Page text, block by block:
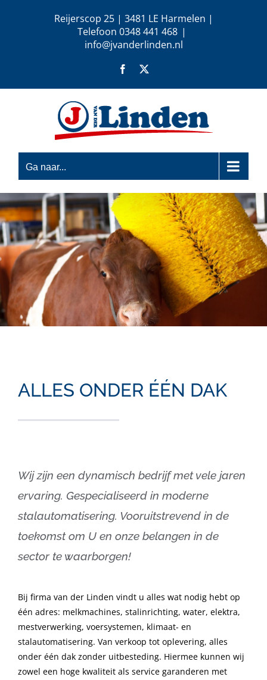
Reijerscop 25 | 3481 LE Harmelen |
Telefoon 0348 441 468 |
info@jvanderlinden.nl
Facebook
Ga naar...
ALLES ONDER ÉÉN DAK
Wij zijn een dynamisch bedrijf met vele jaren
ervaring. Gespecialiseerd in moderne
stalautomatisering. Vooruitstrevend in de
toekomst om U en onze belangen in de
sector te waarborgen!
Bij firma van der Linden vindt u alles wat nodig hebt op
één adres: melkmachines, stalinrichting, water, elektra,
mestverwerking, voersystemen, klimaat- en
stalautomatisering. Van verkoop tot oplevering, alles
onder één dak zonder uitbesteding. Hiermee kunnen wij
zowel een hoge kwaliteit als service garanderen met